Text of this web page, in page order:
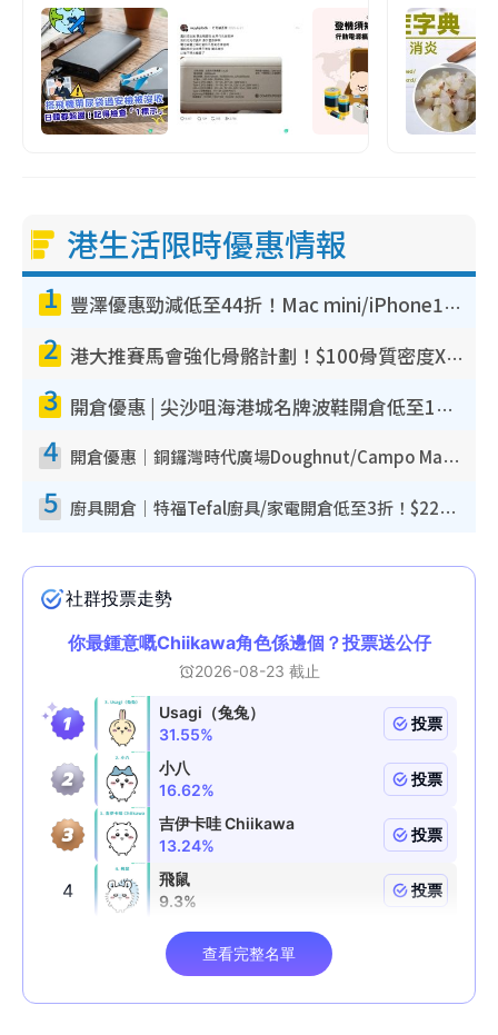
港生活限時優惠情報
1 豐澤優惠勁減低至44折！Mac mini/iPhone17Pro大減價！廚房家電$220起
2 港大推賽馬會強化骨骼計劃！$100骨質密度X光檢查 完成免費運動訓練送超市禮券！附參加資格
3 開倉優惠 | 尖沙咀海港城名牌波鞋開倉低至1折！On鞋$899起／Joy&Peace鞋履$98起
4 開倉優惠｜銅鑼灣時代廣場Doughnut/Campo Marzio開倉低至1折！背囊、書包、手袋劈價$200起
5 廚具開倉｜特福Tefal廚具/家電開倉低至3折！$220起買平底鍋/炒鑊/湯煲！電飯煲/吸塵機/燙斗$418起